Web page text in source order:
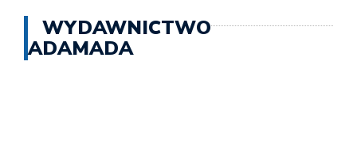
WYDAWNICTWO
ADAMADA